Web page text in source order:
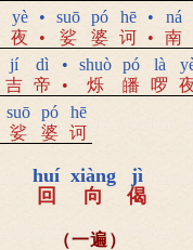
yè
夜
•
•
suō
娑
pó
婆
hē
诃
•
•
ná
南
jí
吉
dì
帝
•
•
shuò
烁
pó
皤
là
啰
suō
娑
pó
婆
hē
诃
huí
回
xiàng
向
jì
偈
（一遍）